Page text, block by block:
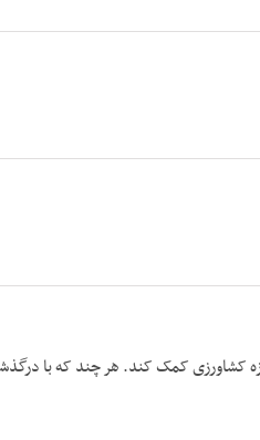
کشاورزی کمک کند. هر چند که با